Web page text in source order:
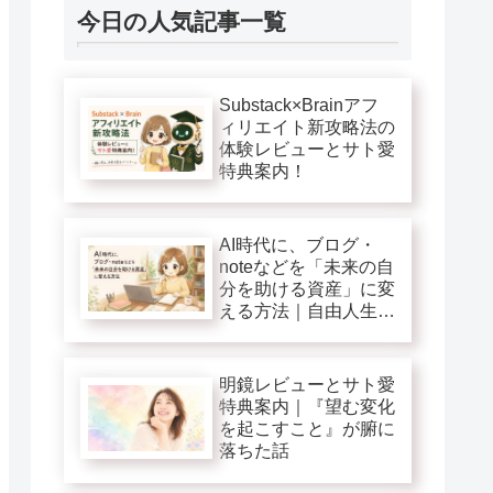
今日の人気記事一覧
Substack×Brainアフ
ィリエイト新攻略法の
体験レビューとサト愛
特典案内！
AI時代に、ブログ・
noteなどを「未来の自
分を助ける資産」に変
える方法｜自由人生第
明鏡レビューとサト愛
特典案内｜『望む変化
を起こすこと』が腑に
落ちた話